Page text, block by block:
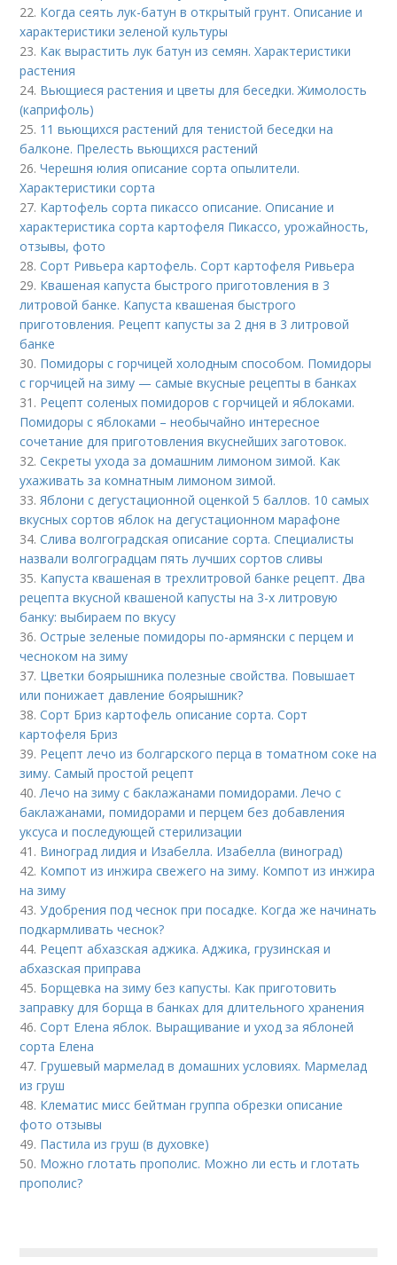
22. Когда сеять лук-батун в открытый грунт. Описание и
характеристики зеленой культуры
23. Как вырастить лук батун из семян. Характеристики
растения
24. Вьющиеся растения и цветы для беседки. Жимолость
(каприфоль)
25. 11 вьющихся растений для тенистой беседки на
балконе. Прелесть вьющихся растений
26.Черешня юлия описание сорта опылители.
Характеристики сорта
27. Картофель сорта пикассо описание. Описание и
характеристика сорта картофеля Пикассо, урожайность,
отзывы, фото
28.Сорт Ривьера картофель. Сорт картофеля Ривьера
29. Квашеная капуста быстрого приготовления в 3
литровой банке. Капуста квашеная быстрого
приготовления. Рецепт капусты за 2 дня в 3 литровой
банке
30. Помидоры с горчицей холодным способом. Помидоры
с горчицей на зиму — самые вкусные рецепты в банках
31. Рецепт соленых помидоров с горчицей и яблоками.
Помидоры с яблоками – необычайно интересное
сочетание для приготовления вкуснейших заготовок.
32.Секреты ухода за домашним лимоном зимой. Как
ухаживать за комнатным лимоном зимой.
33.Яблони с дегустационной оценкой 5 баллов. 10 самых
вкусных сортов яблок на дегустационном марафоне
34.Слива волгоградская описание сорта. Специалисты
назвали волгоградцам пять лучших сортов сливы
35. Капуста квашеная в трехлитровой банке рецепт. Два
рецепта вкусной квашеной капусты на 3-х литровую
банку: выбираем по вкусу
36.Острые зеленые помидоры по-армянски с перцем и
чесноком на зиму
37. Цветки боярышника полезные свойства. Повышает
или понижает давление боярышник?
38.Сорт Бриз картофель описание сорта. Сорт
картофеля Бриз
39. Рецепт лечо из болгарского перца в томатном соке на
зиму. Самый простой рецепт
40.Лечо на зиму с баклажанами помидорами. Лечо с
баклажанами, помидорами и перцем без добавления
уксуса и последующей стерилизации
41. Виноград лидия и Изабелла. Изабелла (виноград)
42. Компот из инжира свежего на зиму. Компот из инжира
на зиму
43.Удобрения под чеснок при посадке. Когда же начинать
подкармливать чеснок?
44. Рецепт абхазская аджика. Аджика, грузинская и
абхазская приправа
45. Борщевка на зиму без капусты. Как приготовить
заправку для борща в банках для длительного хранения
46.Сорт Елена яблок. Выращивание и уход за яблоней
сорта Елена
47. Грушевый мармелад в домашних условиях. Мармелад
из груш
48. Клематис мисс бейтман группа обрезки описание
фото отзывы
49. Пастила из груш (в духовке)
50. Можно глотать прополис. Можно ли есть и глотать
прополис?